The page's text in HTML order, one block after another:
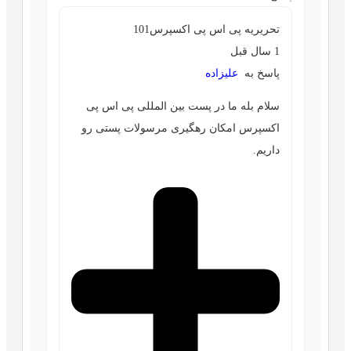
تحریریه پی اس پی اکسپرس101
1 سال قبل
پاسخ به علیزاده
سلام بله ما در پست بین المللی پی اس پی
اکسپرس امکان رهگیری مرسولات پستی رو
داریم.